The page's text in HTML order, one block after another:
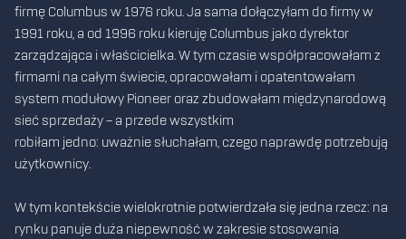
firmę Columbus w 1976 roku. Ja sama dołączyłam do firmy w
1991 roku, a od 1996 roku kieruję Columbus jako dyrektor
zarządzająca i właścicielka. W tym czasie współpracowałam z
firmami na całym świecie, opracowałam i opatentowałam
system modułowy Pioneer oraz zbudowałam międzynarodową
sieć sprzedaży – a przede wszystkim
robiłam jedno: uważnie słuchałam, czego naprawdę potrzebują
użytkownicy.
W tym kontekście wielokrotnie potwierdzała się jedna rzecz: na
rynku panuje duża niepewność w zakresie stosowania